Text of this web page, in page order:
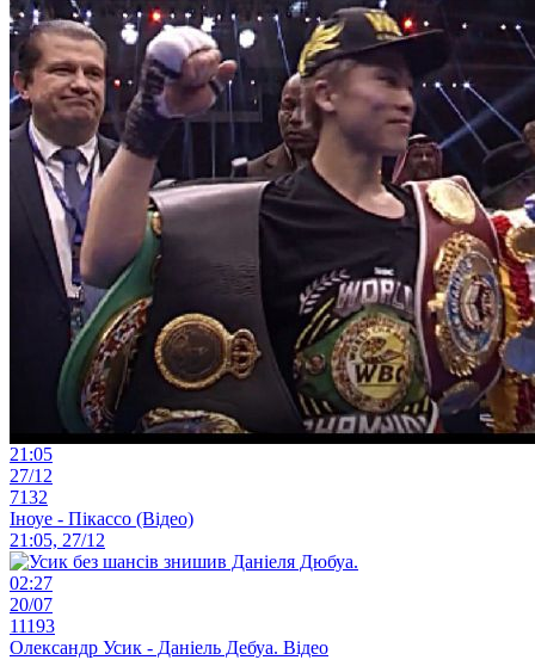
21:05
27/12
7132
Іноуе - Пікассо (Відео)
21:05, 27/12
02:27
20/07
11193
Олександр Усик - Даніель Дебуа. Відео